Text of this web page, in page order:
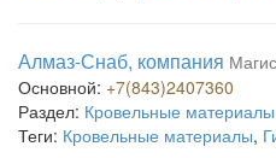
Алмаз-Снаб, компания
Основной: +7(843)2407360
Раздел: Кровельные
Теги: Кровельные материалы,